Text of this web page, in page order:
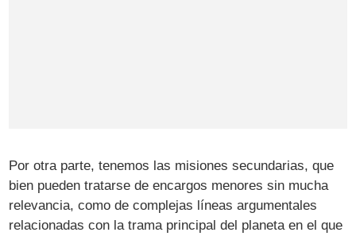
Por otra parte, tenemos las misiones secundarias, que
bien pueden tratarse de encargos menores sin mucha
relevancia, como de complejas líneas argumentales
relacionadas con la trama principal del planeta en el que